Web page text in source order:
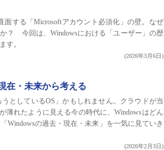
面する「Microsoftアカウント必須化」の壁。なぜ
？ 今回は、Windowsにおける「ユーザー」の歴
す。
(2026年3月6日)
在・未来から考える
としているOS」かもしれません。クラウドが当
薄れたように見える今の時代に、Windowsはどん
の過去・現在・未来」を一気に見ていき
(2026年2月3日)